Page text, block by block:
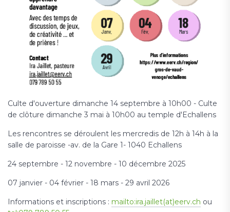
Culte d'ouverture dimanche 14 septembre à 10h00 - Culte
de clôture dimanche 3 mai à 10h00 au temple d'Echallens
Les rencontres se déroulent les mercredis de 12h à 14h à la
salle de paroisse -av. de la Gare 1- 1040 Echallens
24 septembre - 12 novembre - 10 décembre 2025
07 janvier - 04 février - 18 mars - 29 avril 2026
Informations et inscriptions : mailto:ira.jaillet(at)eerv.ch ou